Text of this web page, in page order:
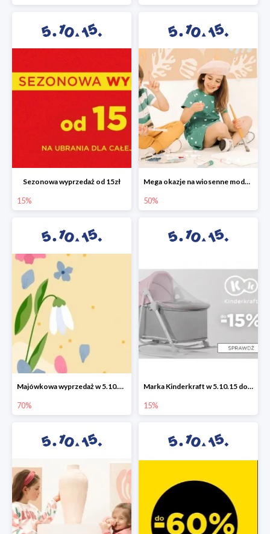
Sezonowa wyprzedaż od 15zł
15%
Mega okazje na wiosenne modele w 5.10.15 do -50%
50%
Majówkowa wyprzedaż w 5.10.15 do -70%
70%
Marka Kinderkraft w 5.10.15 do -15%
15%